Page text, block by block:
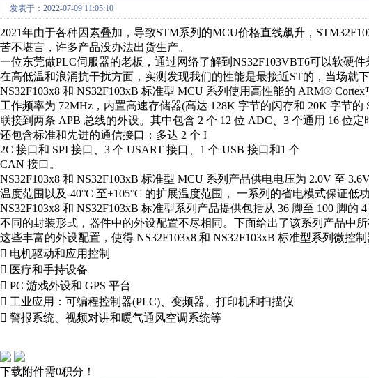
发表于：2022-07-09 11:05:10
2021年由于各种因素叠加，导致STM系列的MCU价格直线飙升，
苦不堪言，许多产品没办法出货生产。
一位东莞做PLC伺服器的老板，通过网络了解到NS32F103VBT6可以软硬
在高低温和浪涌抗干扰方面，实测发现我们的性能是最接近ST的，当场就
NS32F103x8 和 NS32F103xB 标准型 MCU 系列使用高性能的 ARM®
工作频率为 72MHz，内置高速存储器(高达 128K 字节的闪存和 20K 字节的
联接到两条 APB 总线的外设。其中包含 2 个 12 位 ADC、3 个通用 16 位定
还包含标准和先进的通信接口：多达 2 个 I
2C 接口和 SPI 接口、3 个 USART 接口、1 个 USB 接口和1 个
CAN 接口。
NS32F103x8 和 NS32F103xB 标准型 MCU 系列产品供电电压为 2.0V 至
温度范围以及-40°C 至+105°C 的扩展温度范围， 一系列的省电模式保证低
NS32F103x8 和 NS32F103xB 标准型系列产品提供包括从 36 脚至 100 脚的
不同的封装形式，器件中的外设配置不尽相同。下面给出了该系列产品中所
这些丰富的外设配置，使得 NS32F103x8 和 NS32F103xB 标准型系列微控
 电机驱动和应用控制
 医疗和手持设备
 PC 游戏外设和 GPS 平台
 工业应用：可编程控制器(PLC)、变频器、打印机和扫描仪
 警报系统、视频对讲和暖气通风空调系统等
下载附件需0积分！